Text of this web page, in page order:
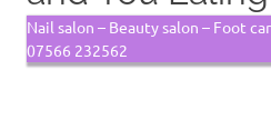
Nail salon – Beauty salon – Foot
07566 232562